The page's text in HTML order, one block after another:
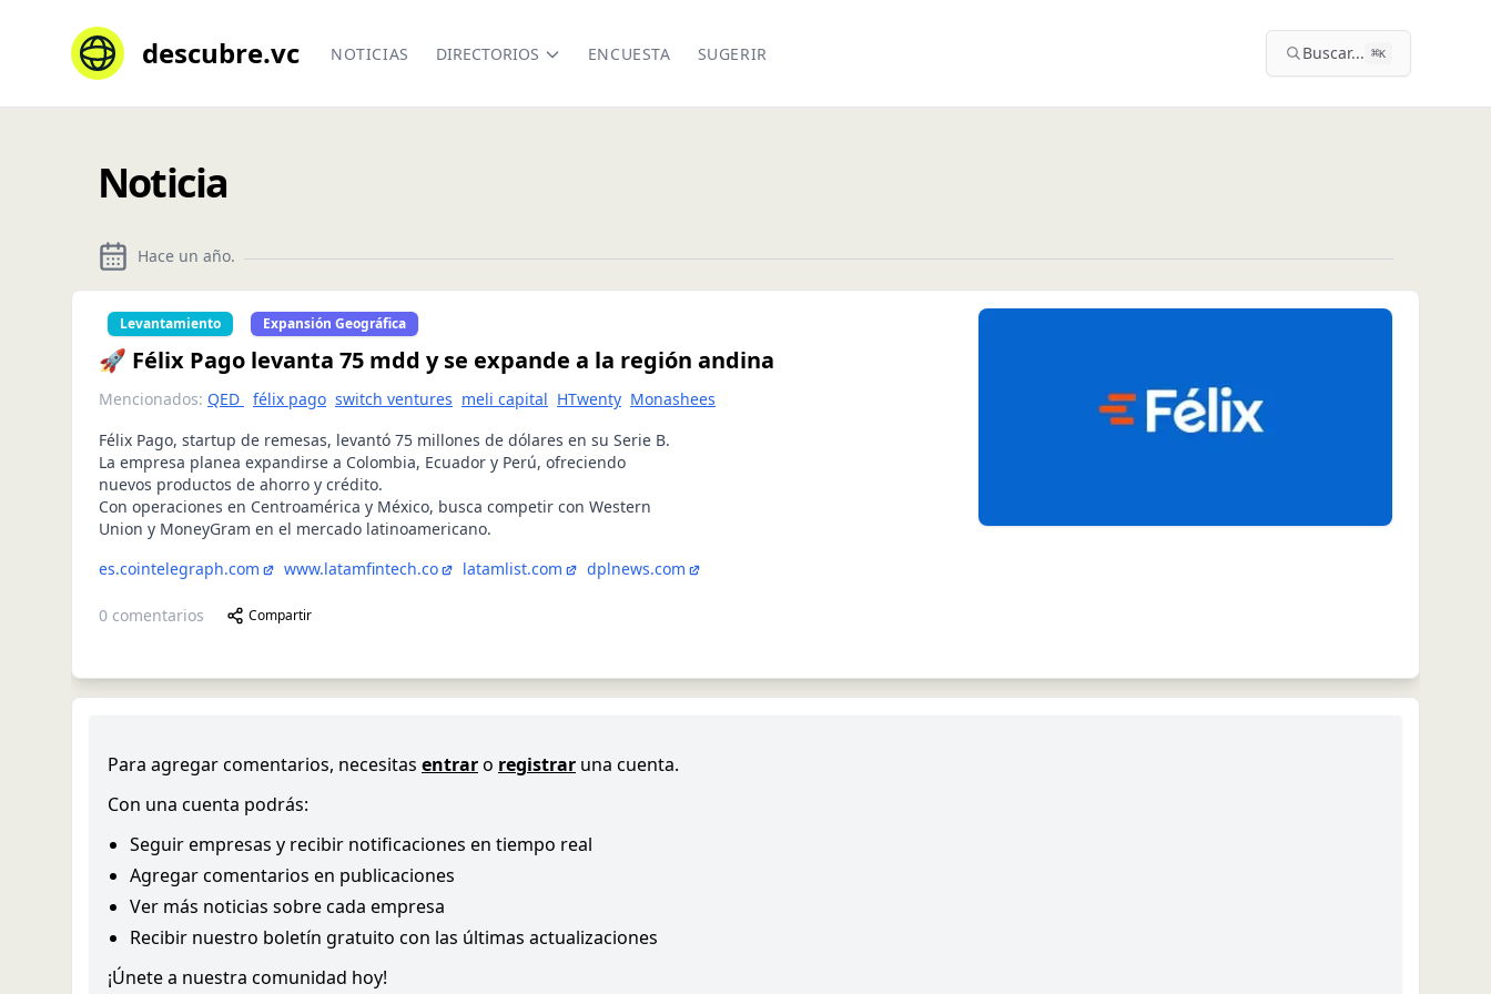
descubre.vc NOTICIAS DIRECTORIOS ENCUESTA SUGERIR Buscar... ⌘K
Noticia
Hace un año.
Levantamiento Expansión Geográfica
🚀 Félix Pago levanta 75 mdd y se expande a la región andina
Mencionados: QED félix pago switch ventures meli capital HTwenty Monashees
Félix Pago, startup de remesas, levantó 75 millones de dólares en su Serie B.
La empresa planea expandirse a Colombia, Ecuador y Perú, ofreciendo
nuevos productos de ahorro y crédito.
Con operaciones en Centroamérica y México, busca competir con Western
Union y MoneyGram en el mercado latinoamericano.
es.cointelegraph.com
www.latamfintech.co latamlist.com dplnews.com
0 comentarios Compartir
Para agregar comentarios, necesitas entraro registrar una cuenta.
Con una cuenta podrás:
Seguir empresas y recibir notificaciones en tiempo real
Agregar comentarios en publicaciones
Ver más noticias sobre cada empresa
Recibir nuestro boletín gratuito con las últimas actualizaciones
¡Únete a nuestra comunidad hoy!